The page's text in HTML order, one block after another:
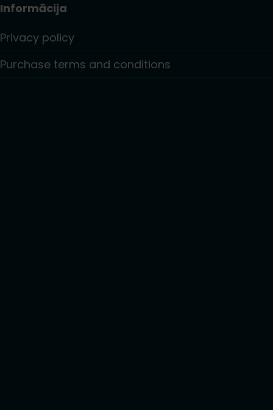
Informācija
Privacy policy
Purchase terms and conditions